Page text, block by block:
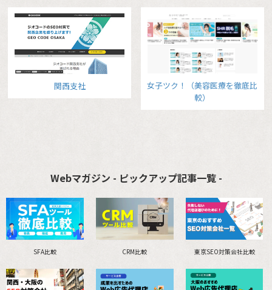
関西支社
女子ツク！（美容医療を徹底比
較）
Webマガジン - ピックアップ記事一覧 -
SFA比較 CRM比較 東京SEO対策会社比較